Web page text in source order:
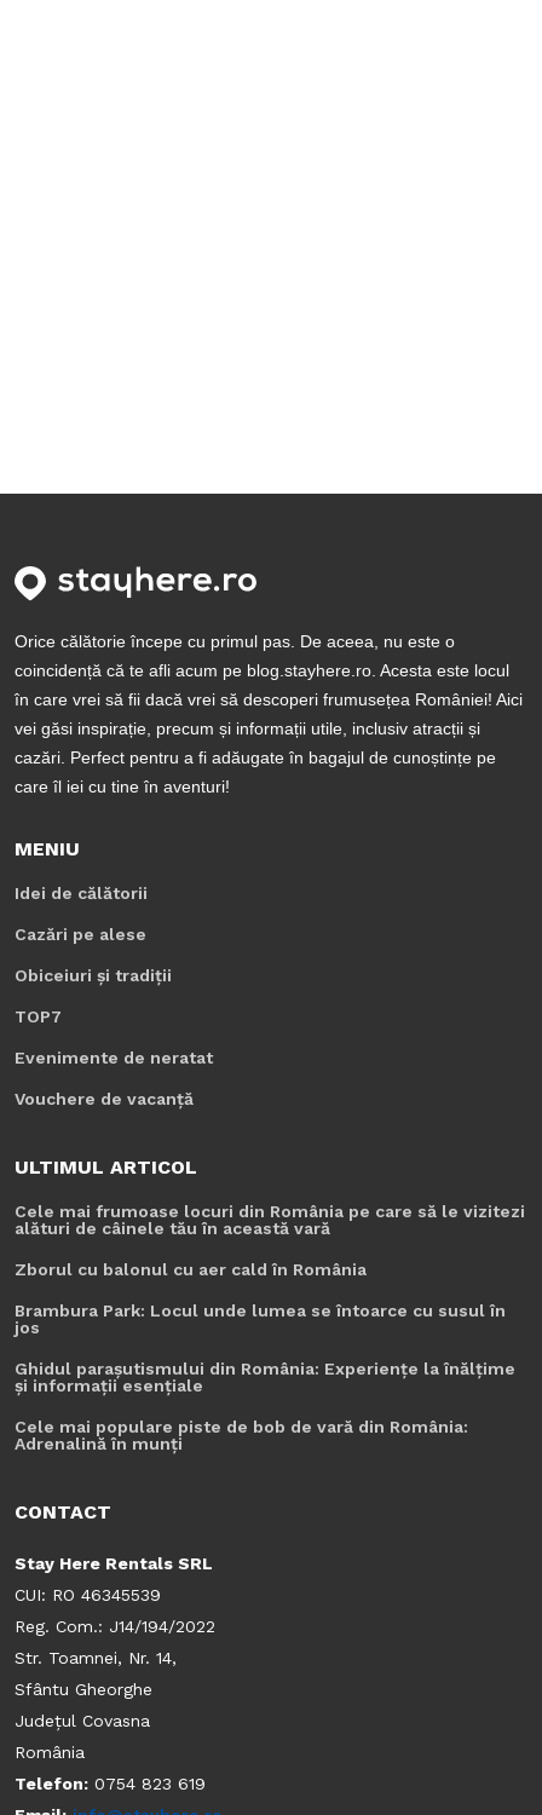
Orice călătorie începe cu primul pas. De aceea, nu este o
coincidență că te afli acum pe blog.stayhere.ro. Acesta este locul
în care vrei să fii dacă vrei să descoperi frumusețea României! Aici
vei găsi inspirație, precum și informații utile, inclusiv atracții și
cazări. Perfect pentru a fi adăugate în bagajul de cunoștințe pe
care îl iei cu tine în aventuri!
MENIU
Idei de călătorii
Cazări pe alese
Obiceiuri și tradiții
TOP7
Evenimente de neratat
Vouchere de vacanță
ULTIMUL ARTICOL
Cele mai frumoase locuri din România pe care să le vizitezi
alături de câinele tău în această vară
Zborul cu balonul cu aer cald în România
Brambura Park: Locul unde lumea se întoarce cu susul în
jos
Ghidul parașutismului din România: Experiențe la înălțime
și informații esențiale
Cele mai populare piste de bob de vară din România:
Adrenalină în munți
CONTACT
Stay Here Rentals SRL
CUI: RO 46345539
Reg. Com.: J14/194/2022
Str. Toamnei, Nr. 14,
Sfântu Gheorghe
Județul Covasna
România
Telefon: 0754 823 619